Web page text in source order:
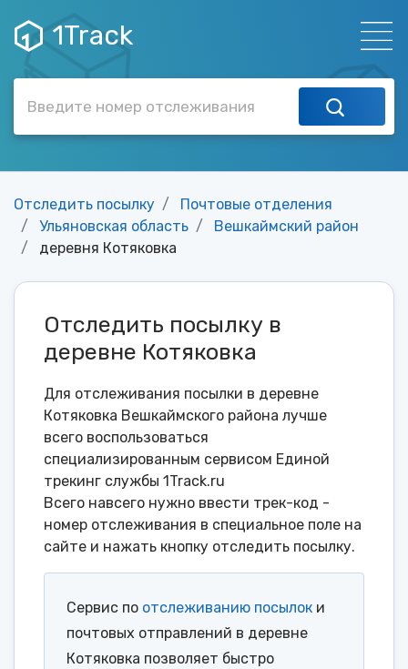
1Track
Отследить посылку
Почтовые отделения
Ульяновская область
Вешкаймский район
деревня Котяковка
Отследить посылку в
деревне Котяковка
Для отслеживания посылки в деревне
Котяковка Вешкаймского района лучше
всего воспользоваться
специализированным сервисом Единой
трекинг службы 1Track.ru
Всего навсего нужно ввести трек-код -
номер отслеживания в специальное поле на
сайте и нажать кнопку отследить посылку.
Сервис по отслеживанию посылок и
почтовых отправлений в деревне
Котяковка позволяет быстро